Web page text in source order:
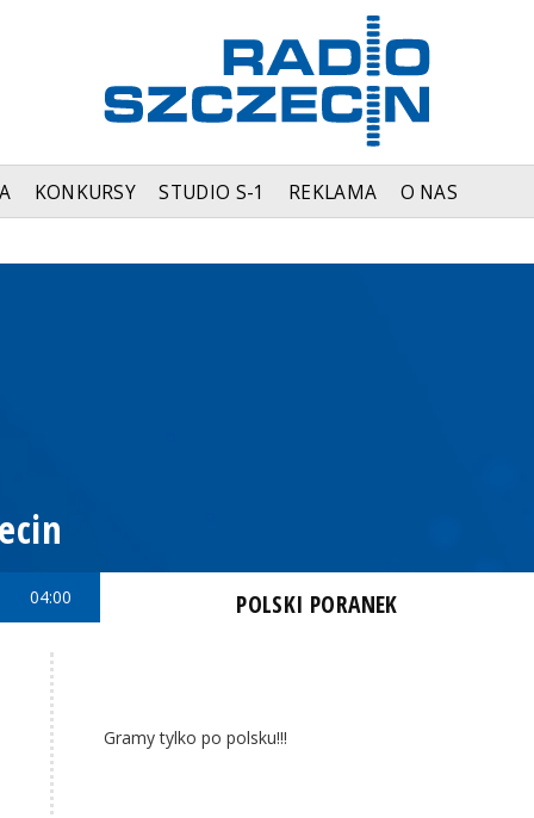
KONKURSY STUDIO S-1 REKLAMA O NAS
04:00 POLSKI PORANEK
Gramy tylko po polsku!!!